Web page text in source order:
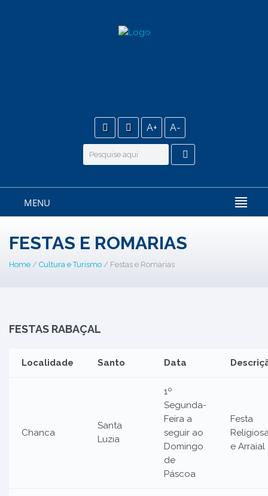
A+ A-
MENU
FESTAS E ROMARIAS
Home / Cultura e Turismo / Festas e Romarias
FESTAS RABAÇAL
Localidade Santo Data
Chanca
Santa
Luzia
1º
Segunda-
Feira a
seguir ao
Domingo
de
Páscoa
Festa
e Arraial